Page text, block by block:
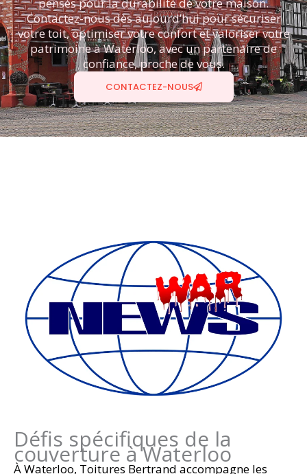
pensés pour la durabilité de votre maison.
Contactez-nous dès aujourd’hui pour sécuriser
votre toit, optimiser votre confort et valoriser votre
patrimoine à Waterloo, avec un partenaire de
confiance, proche de vous.
CONTACTEZ-NOUS
Défis spécifiques de la
couverture à Waterloo
À Waterloo, Toitures Bertrand accompagne les